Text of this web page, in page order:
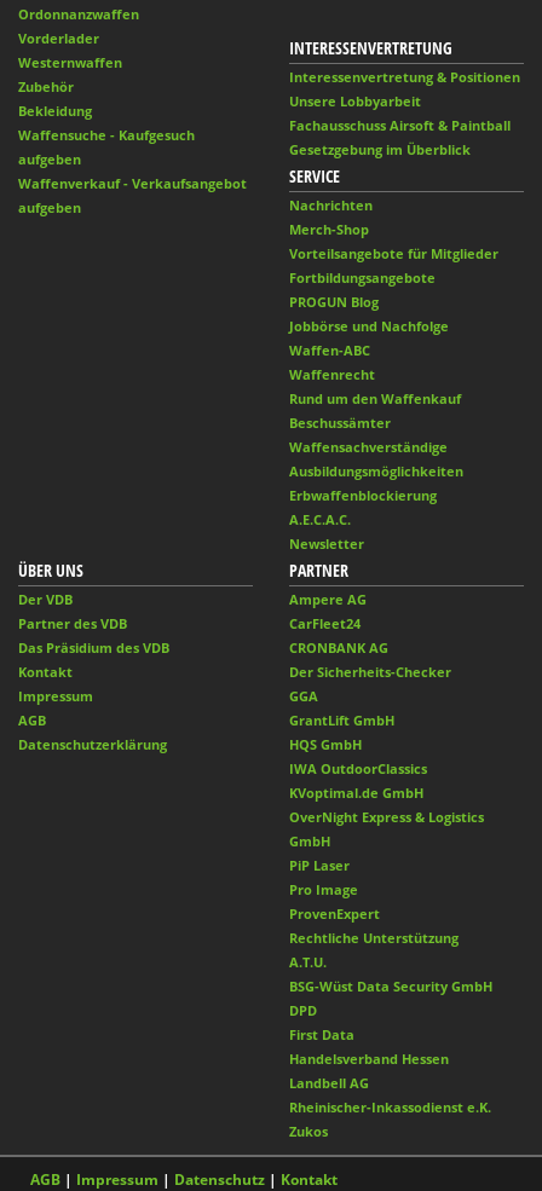
Ordonnanzwaffen
Vorderlader
Westernwaffen
Zubehör
Bekleidung
Waffensuche - Kaufgesuch
aufgeben
Waffenverkauf - Verkaufsangebot
aufgeben
INTERESSENVERTRETUNG
Interessenvertretung & Positionen
Unsere Lobbyarbeit
Fachausschuss Airsoft & Paintball
Gesetzgebung im Überblick
SERVICE
Nachrichten
Merch-Shop
Vorteilsangebote für Mitglieder
Fortbildungsangebote
PROGUN Blog
Jobbörse und Nachfolge
Waffen-ABC
Waffenrecht
Rund um den Waffenkauf
Beschussämter
Waffensachverständige
Ausbildungsmöglichkeiten
Erbwaffenblockierung
A.E.C.A.C.
Newsletter
ÜBER UNS
Der VDB
Partner des VDB
Das Präsidium des VDB
Kontakt
Impressum
AGB
Datenschutzerklärung
PARTNER
Ampere AG
CarFleet24
CRONBANK AG
Der Sicherheits-Checker
GGA
GrantLift GmbH
HQS GmbH
IWA OutdoorClassics
KVoptimal.de GmbH
OverNight Express & Logistics
GmbH
PiP Laser
Pro Image
ProvenExpert
Rechtliche Unterstützung
A.T.U.
BSG-Wüst Data Security GmbH
DPD
First Data
Handelsverband Hessen
Landbell AG
Rheinischer-Inkassodienst e.K.
Zukos
AGB | Impressum | Datenschutz | Kontakt